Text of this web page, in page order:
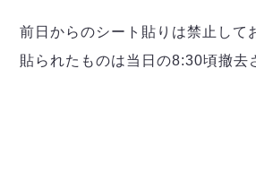
前日からのシート貼りは禁止して
貼られたものは当日の8:30頃撤去